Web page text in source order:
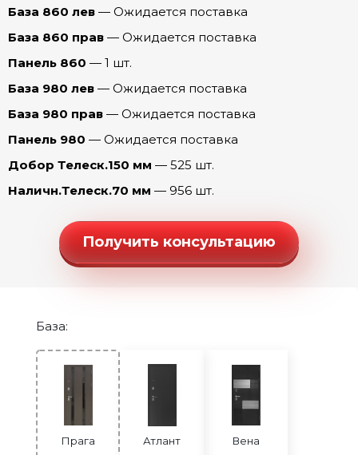
Прага Роял (Дуб пацифика)
Прага Соло (Бетон лофт)
Прага Соло (Капучино)
Прага Стиль (эмаль Арктика)
Прага Танго (Беленый дуб)
Прага Честер (эмалит Серый)
Прага Шелли (эмалит Белый)
Рельеф
Ферзь
Честер
Шторм
База 860 лев — Ожидается поставка
База 860 прав — Ожидается поставка
Панель 860 — 1 шт.
База 980 лев — Ожидается поставка
База 980 прав — Ожидается поставка
Панель 980 — Ожидается поставка
Добор Телеск.150 мм — 525 шт.
Наличн.Телеск.70 мм — 956 шт.
Получить консультацию
База:
Прага Атлант Вена